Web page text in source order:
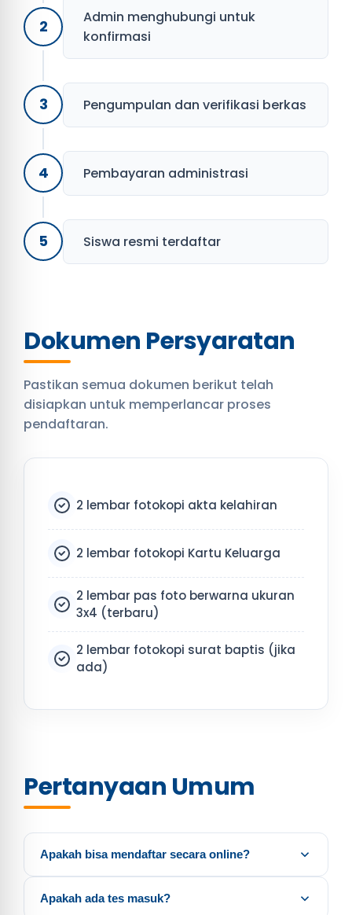
2
Admin menghubungi untuk
konfirmasi
3 Pengumpulan dan verifikasi berkas
4 Pembayaran administrasi
5 Siswa resmi terdaftar
Dokumen Persyaratan
Pastikan semua dokumen berikut telah
disiapkan untuk memperlancar proses
pendaftaran.
2 lembar fotokopi akta kelahiran
2 lembar fotokopi Kartu Keluarga
2 lembar pas foto berwarna ukuran
3x4 (terbaru)
2 lembar fotokopi surat baptis (jika
ada)
Pertanyaan Umum
Apakah bisa mendaftar secara online?
secara online melalui situs web kami.
Apakah ada tes masuk?